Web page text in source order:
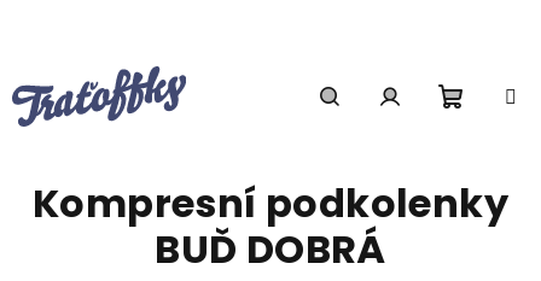
košík
Kompresní podkolenky
BUĎ DOBRÁ